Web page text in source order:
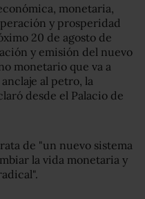
monetaria,
y prosperidad
20 de agosto de
y emisión del nuevo
monetario que va a
al petro, la
desde el Palacio de
de "un nuevo sistema
la vida monetaria y